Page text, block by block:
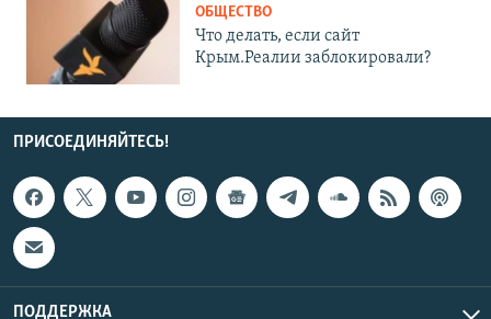
ОБЩЕСТВО
Что делать, если сайт
Крым.Реалии заблокировали?
ПРИСОЕДИНЯЙТЕСЬ!
ПОДДЕРЖКА